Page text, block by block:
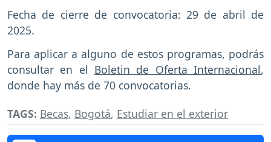
Fecha de cierre de convocatoria: 29 de abril de
2025.
Para aplicar a alguno de estos programas, podrás
consultar en el Boletin de Oferta Internacional,
donde hay más de 70 convocatorias.
TAGS: Becas, Bogotá, Estudiar en el exterior